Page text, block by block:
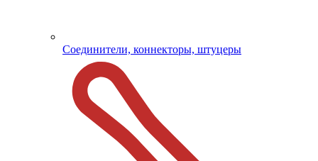
Соединители, коннекторы, штуцеры